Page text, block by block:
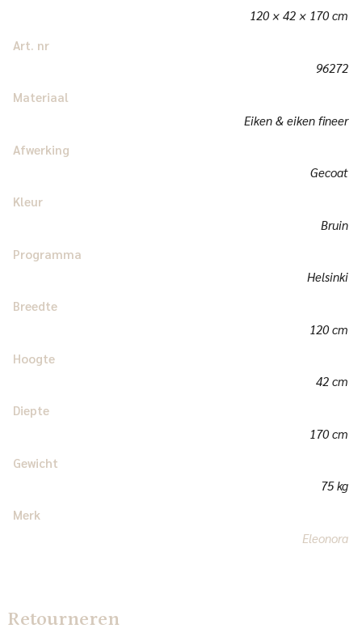
120 × 42 × 170 cm
Art. nr
96272
Materiaal
Eiken & eiken fineer
Afwerking
Gecoat
Kleur
Bruin
Programma
Helsinki
Breedte
120 cm
Hoogte
42 cm
Diepte
170 cm
Gewicht
75 kg
Merk
Eleonora
Retourneren